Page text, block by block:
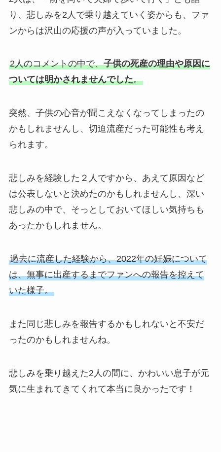
り、悲しみを2人で乗り越えていく姿からも、ファ
ンからは沢山の応援の声が入っていました。
2人のコメントの中で、子供の死産の理由や原因に
ついては明かされませんでした。
突然、子供の心音が聞こえなくなってしまったの
かもしれませんし、切迫流産だった可能性も考え
られます。
悲しみを経験した２人ですから、あえて原因など
は公表しないと決めたのかもしれませんし、深い
悲しみの中で、そっとしておいてほしい気持ちも
あったかもしれません。
過去に流産した経験から、2022年の妊娠について
は、無事に出産するまでファンへの報告を控えて
いた様子。
また同じ悲しみを報告するかもしれないと不安だ
ったのかもしれませんね。
悲しみを乗り越えた2人の間に、かわいい息子が元
気に生まれてきてくれて本当に良かったです！